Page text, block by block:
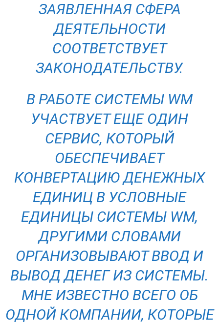
ЗАЯВЛЕННАЯ СФЕРА
ДЕЯТЕЛЬНОСТИ
СООТВЕТСТВУЕТ
ЗАКОНОДАТЕЛЬСТВУ.
В РАБОТЕ СИСТЕМЫ WМ
УЧАСТВУЕТ ЕЩЕ ОДИН
СЕРВИС, КОТОРЫЙ
ОБЕСПЕЧИВАЕТ
КОНВЕРТАЦИЮ ДЕНЕЖНЫХ
ЕДИНИЦ В УСЛОВНЫЕ
ЕДИНИЦЫ СИСТЕМЫ WМ,
ДРУГИМИ СЛОВАМИ
ОРГАНИЗОВЫВАЮТ ВВОД И
ВЫВОД ДЕНЕГ ИЗ СИСТЕМЫ.
МНЕ ИЗВЕСТНО ВСЕГО ОБ
ОДНОЙ КОМПАНИИ, КОТОРЫЕ